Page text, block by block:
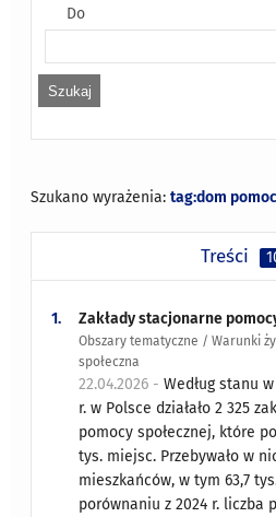
Do
Szukano wyrażenia:tag:dom
Treści
1. Zakłady stacjonarne
Obszary tematyczne / Warunki
społeczna
22.04.2026 -Według stanu
r. w Polsce działało 2 325
pomocy społecznej, które
tys. miejsc. Przebywało w
mieszkańców, w tym 63,7
porównaniu z 2024 r. liczba